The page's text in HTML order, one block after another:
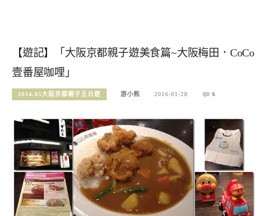
【遊記】「大阪京都親子遊美食篇~大阪梅田．CoCo
壹番屋咖哩」
2014.05大阪京都親子五日遊 游小熊 2016-01-28 6